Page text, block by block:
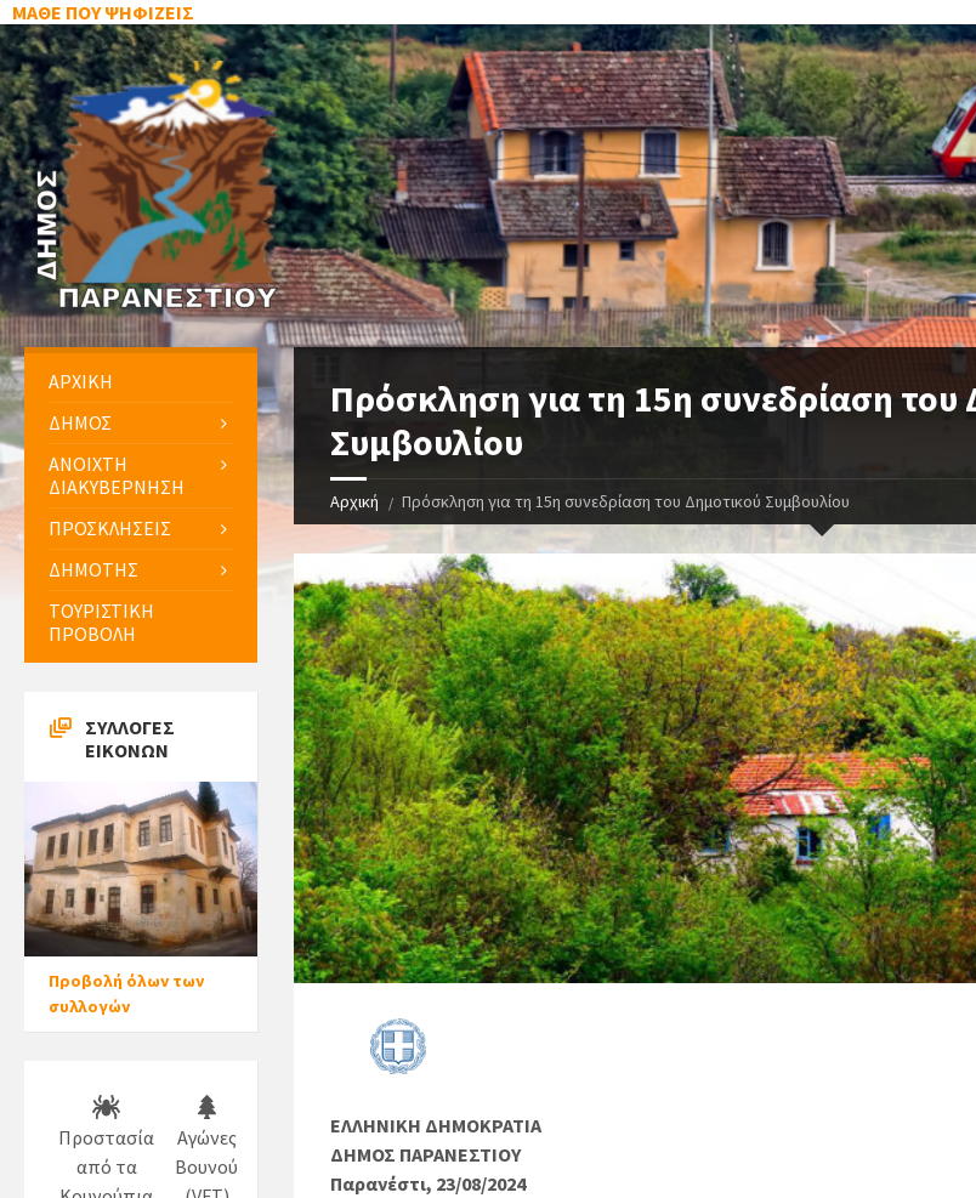
ΜΑΘΕ ΠΟΥ ΨΗΦΙΖΕΙΣ
Πρόσκληση για τη 15η συνεδρίαση του
Συμβουλίου
Αρχική Πρόσκληση για τη 15η συνεδρίαση του Δημοτικού Συμβουλίου
ΕΛΛΗΝΙΚΗ ΔΗΜΟΚΡΑΤΙΑ
ΔΗΜΟΣ ΠΑΡΑΝΕΣΤΙΟΥ
Παρανέστι, 23/08/2024
ΑΡΧΙΚΗ
ΔΗΜΟΣ
ΑΝΟΙΧΤΗ
ΔΙΑΚΥΒΕΡΝΗΣΗ
ΠΡΟΣΚΛΗΣΕΙΣ
ΔΗΜΟΤΗΣ
ΤΟΥΡΙΣΤΙΚΗ
ΠΡΟΒΟΛΗ
ΣΥΛΛΟΓΕΣ
ΕΙΚΟΝΩΝ
Προβολή όλων των
συλλογών
Προστασία
από τα
Αγώνες
Βουνού